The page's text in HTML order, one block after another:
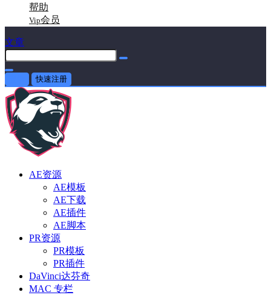
帮助
Vip会员
文章
快速注册
AE资源
AE模板
AE下载
AE插件
AE脚本
PR资源
PR模板
PR插件
DaVinci达芬奇
MAC 专栏